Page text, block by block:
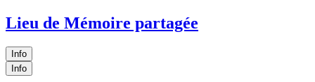
Lieu de Mémoire partagée
Info
Info